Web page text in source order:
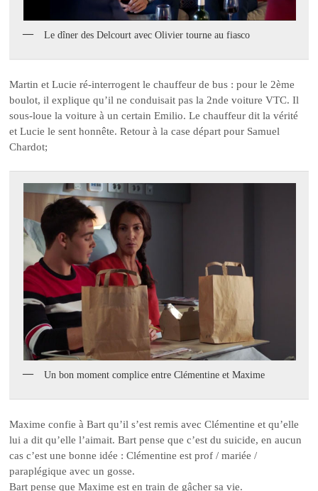
Le dîner des Delcourt avec Olivier tourne au fiasco
Martin et Lucie ré-interrogent le chauffeur de bus : pour le 2ème
boulot, il explique qu’il ne conduisait pas la 2nde voiture VTC. Il
sous-loue la voiture à un certain Emilio. Le chauffeur dit la vérité
et Lucie le sent honnête. Retour à la case départ pour Samuel
Chardot;
Un bon moment complice entre Clémentine et Maxime
Maxime confie à Bart qu’il s’est remis avec Clémentine et qu’elle
lui a dit qu’elle l’aimait. Bart pense que c’est du suicide, en aucun
cas c’est une bonne idée : Clémentine est prof / mariée /
paraplégique avec un gosse.
Bart pense que Maxime est en train de gâcher sa vie.